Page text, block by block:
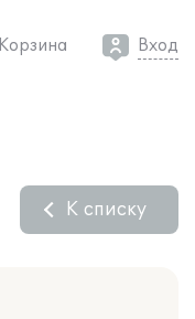
Корзина Вход
К списку